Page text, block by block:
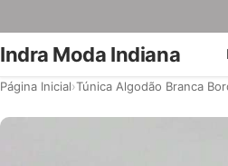
Indra Moda Indiana
Página Inicial›Túnica Algodão Branca